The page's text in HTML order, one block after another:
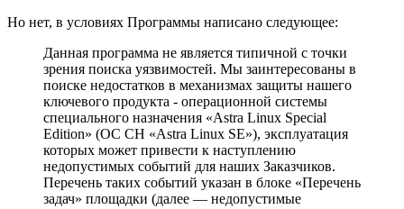
Но нет, в условиях Программы написано следующее:
Данная программа не является типичной с точки
зрения поиска уязвимостей. Мы заинтересованы в
поиске недостатков в механизмах защиты нашего
ключевого продукта - операционной системы
специального назначения «Astra Linux Special
Edition» (ОС СН «Astra Linux SE»), эксплуатация
которых может привести к наступлению
недопустимых событий для наших Заказчиков.
Перечень таких событий указан в блоке «Перечень
задач» площадки (далее — недопустимые